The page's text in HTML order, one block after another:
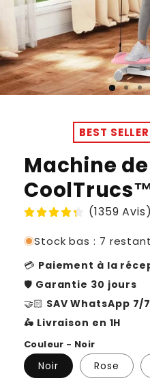
BEST
Machine
(1359 Avis)
Stock bas : 7
💳 Paiement à la
🛡️ Garantie 30 jours
🤝🏻 SAV WhatsApp 7/7
🛵 Livraison en 1H
Couleur - Noir
Noir Rose